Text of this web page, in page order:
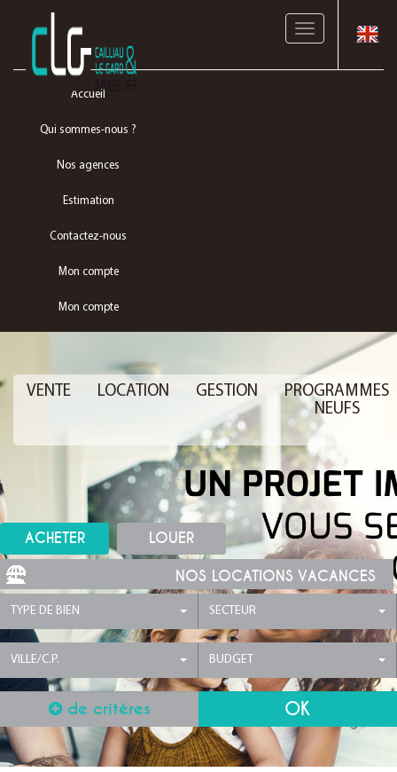
Toggle
Accueil
Qui sommes-nous ?
Nos agences
Estimation
Contactez-nous
Mon compte
Mon compte
VENTE LOCATION GESTION
PROGRAMMES
NEUFS
ACHETER LOUER
NOS LOCATIONS VACANCES
TYPE DE BIEN SECTEUR
VILLE/C.P. BUDGET
de critères